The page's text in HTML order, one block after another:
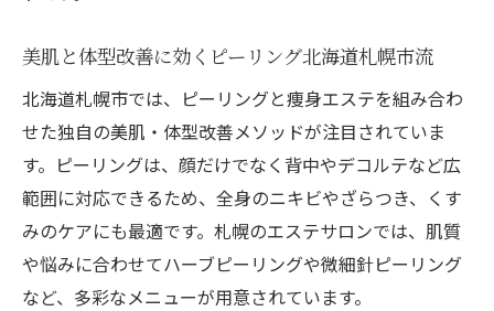
痩身とニキビケアで輝く自分に出会う方法
ピーリング北海道札幌市で変わる自分の肌
通い放題エステで手に入れる理想のボディ
ニキビケアとセルライト対策の同時進行法
マッサージ通い放題の効果的な活用ポイン
ト
口コミで人気の痩身エステ体験談まとめ
美肌と体型改善に効くピーリング北海道札幌市流
北海道札幌市では、ピーリングと痩身エステを組み合わ
せた独自の美肌・体型改善メソッドが注目されていま
す。ピーリングは、顔だけでなく背中やデコルテなど広
範囲に対応できるため、全身のニキビやざらつき、くす
みのケアにも最適です。札幌のエステサロンでは、肌質
や悩みに合わせてハーブピーリングや微細針ピーリング
など、多彩なメニューが用意されています。